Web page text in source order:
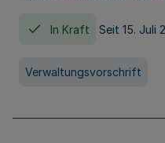
In Kraft Seit 15. Juli
Verwaltungsvorschrift